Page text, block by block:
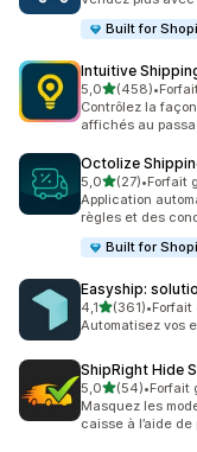
Built for
Intuitive
5,0étoile(s) sur 5
(458)
458 avis au total
•
Contrôlez la
affichés au
Octolize
5,0étoile(s) sur 5
(27)
27 avis au total
•Forfait
Application
règles et des
Built for
Easyship:
4,1étoile(s) sur 5
(361)
361 avis au total
•Forfait
Automatisez vos
ShipRight Hide
5,0étoile(s) sur 5
(54)
54 avis au total
•Forfait
Masquez les
caisse à l’aide